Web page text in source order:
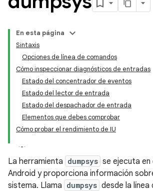
En esta página
Sintaxis
Opciones de línea de comandos
Cómo inspeccionar diagnósticos de entradas
Estado del concentrador de eventos
Estado del lector de entrada
Estado del despachador de entrada
Elementos que debes comprobar
Cómo probar el rendimiento de IU
La herramienta dumpsys se ejecuta
Android y proporciona información
sistema. Llama dumpsys desde la